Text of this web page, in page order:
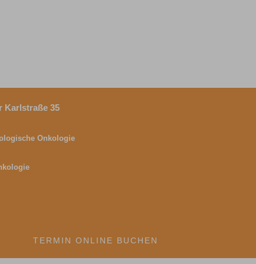
Karlstraße 35
Onkologie
TERMIN ONLINE BUCHEN